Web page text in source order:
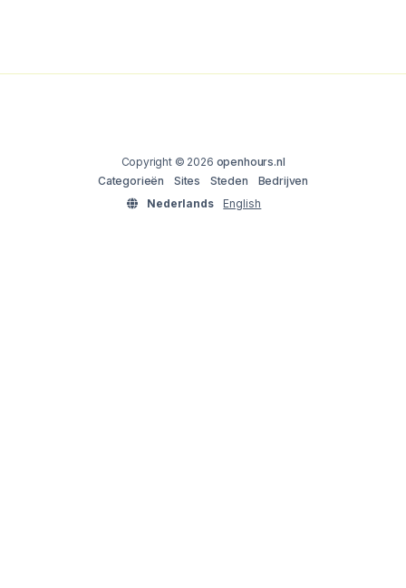
Copyright © 2026 openhours.nl
Categorieën
Sites Steden
Bedrijven
Nederlands
English